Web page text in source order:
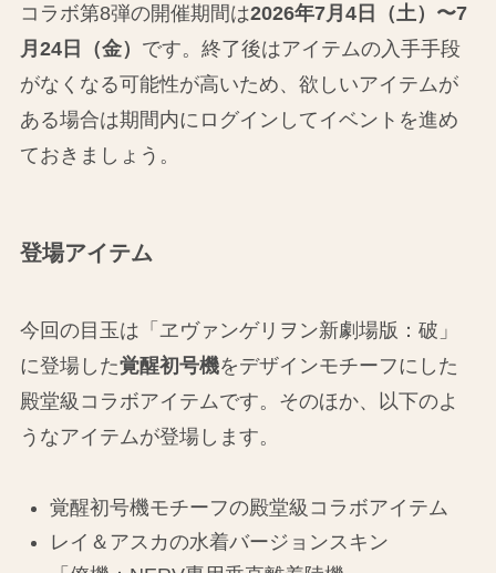
コラボ第8弾の開催期間は2026年7月4日（土）〜7
月24日（金） です。終了後はアイテムの入手手段
がなくなる可能性が高いため、欲しいアイテムが
ある場合は期間内にログインしてイベントを進め
ておきましょう。
登場アイテム
今回の目玉は「ヱヴァンゲリヲン新劇場版：破」
に登場した覚醒初号機をデザインモチーフにした
殿堂級コラボアイテムです。そのほか、以下のよ
うなアイテムが登場します。
覚醒初号機モチーフの殿堂級コラボアイテム
レイ＆アスカの水着バージョンスキン